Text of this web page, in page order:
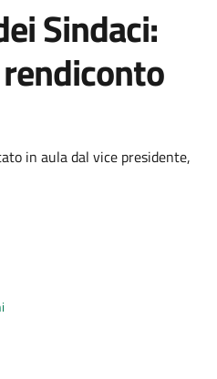
Sindaci:
in aula dal vice presidente,